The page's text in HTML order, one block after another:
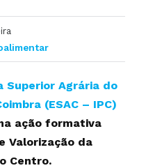
Superior Agrária do
(ESAC – IPC)
ação formativa
Valorização da
Centro.